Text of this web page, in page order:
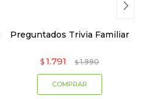
Preguntados Trivia Familiar
$ 1.791 $ 1.990